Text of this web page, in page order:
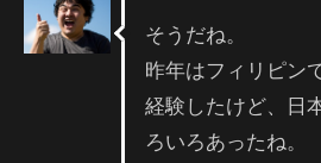
そうだね。
昨年はフィリピン
経験したけど、日
ろいろあったね。